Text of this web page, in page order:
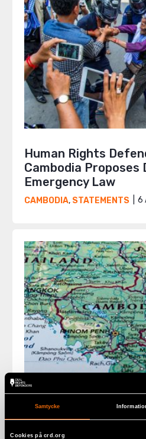
Samtycke
Cookies på crd.org
Human Rights
Cambodia Proposes
Emergency Law
CAMBODIA, STATEMENTS 6
Cambodian